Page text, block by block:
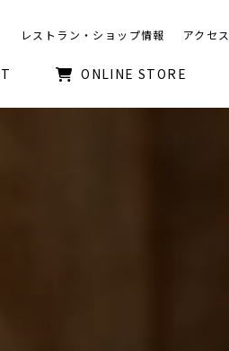
レストラン・ショップ情報 アクセ
ONLINE STORE